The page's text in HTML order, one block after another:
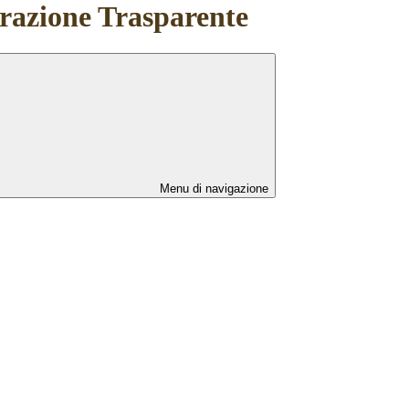
Trasparente
Menu di navigazione